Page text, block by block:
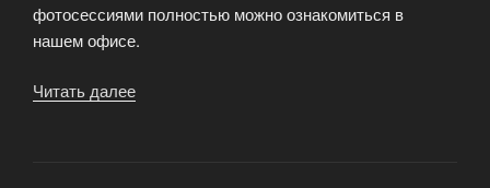
фотосессиями полностью можно ознакомиться в
нашем офисе.
Читать далее